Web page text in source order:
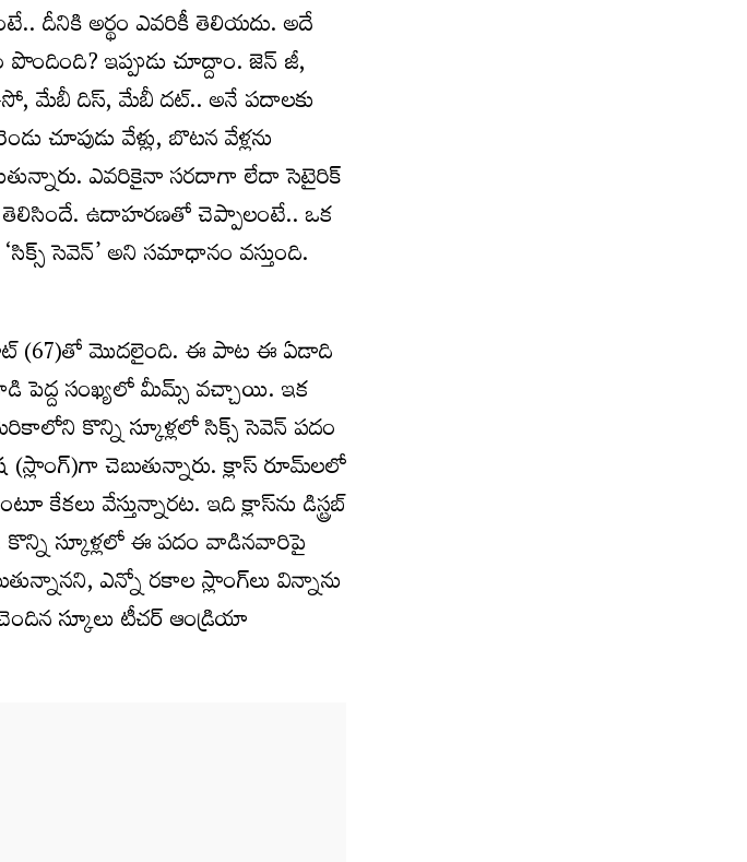
దీనికి అర్థం ఎవరికీ తెలియదు. అదే
ఇప్పుడు చూద్దాం. జెన్‌ జీ,
మేబీ దిస్‌, మేబీ దట్‌.. అనే పదాలకు
చూపుడు వేళ్లు, బొటన వేళ్లను
ఎవరికైనా సరదాగా లేదా సెటైరిక్‌
ఉదాహరణతో చెప్పాలంటే.. ఒక
సెవెన్‌’ అని సమాధానం వస్తుంది.
(67)తో మొదలైంది. ఈ పాట ఈ ఏడాది
పెద్ద సంఖ్యలో మీమ్స్‌ వచ్చాయి. ఇక
కొన్ని స్కూళ్లలో సిక్స్‌ సెవెన్‌ పదం
చెబుతున్నారు. క్లాస్‌ రూమ్‌లలో
వేస్తున్నారట. ఇది క్లాస్‌ను డిస్ట్రబ్‌
స్కూళ్లలో ఈ పదం వాడినవారిపై
ఎన్నో రకాల స్లాంగ్‌లు విన్నాను
స్కూలు టీచర్‌ ఆండ్రియా